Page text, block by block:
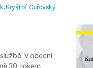
,Kryštof Čeřovský
V obecní